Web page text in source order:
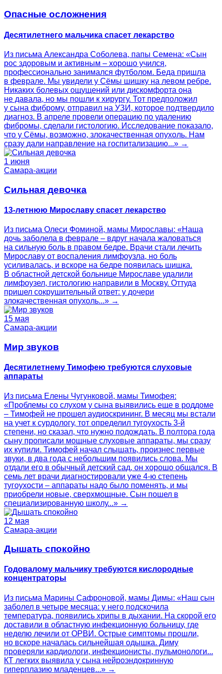
Опасные осложнения
Десятилетнего мальчика спасет лекарство
Из письма Александра Соболева, папы Семена: «Сын
рос здоровым и активным – хорошо учился,
профессионально занимался футболом. Беда пришла
в феврале. Мы увидели у Сёмы шишку на левом ребре.
Никаких болевых ощущений или дискомфорта она
не давала, но мы пошли к хирургу. Тот предположил
у сына фиброму, отправил на УЗИ, которое подтвердило
диагноз. В апреле провели операцию по удалению
фибромы, сделали гистологию. Исследование показало,
что у Сёмы, возможно, злокачественная опухоль. Нам
сразу дали направление на госпитализацию...» →
1 июня
Самара-акции
Сильная девочка
13-летнюю Мирославу спасет лекарство
Из письма Олеси Фоминой, мамы Мирославы: «Наша
дочь заболела в феврале – вдруг начала жаловаться
на сильную боль в правом бедре. Врачи стали лечить
Мирославу от воспаления лимфоузла, но боль
усиливалась, и вскоре на бедре появилась шишка.
В областной детской больнице Мирославе удалили
лимфоузел, гистологию направили в Москву. Оттуда
пришел сокрушительный ответ: у дочери
злокачественная опухоль...» →
15 мая
Самара-акции
Мир звуков
Десятилетнему Тимофею требуются слуховые
аппараты
Из письма Елены Чугунковой, мамы Тимофея:
«Проблемы со слухом у сына выявились еще в роддоме
– Тимофей не прошел аудиоскрининг. В месяц мы встали
на учет к сурдологу, тот определил тугоухость 3-й
степени, но сказал, что нужно подождать. В полтора года
сыну прописали мощные слуховые аппараты, мы сразу
их купили. Тимофей начал слышать, произнес первые
звуки, в два года с небольшим появились слова. Мы
отдали его в обычный детский сад, он хорошо общался. В
семь лет врачи диагностировали уже 4-ю степень
тугоухости – аппараты надо было поменять, и мы
приобрели новые, сверхмощные. Сын пошел в
специализированную школу...» →
12 мая
Самара-акции
Дышать спокойно
Годовалому мальчику требуются кислородные
концентраторы
Из письма Марины Сафроновой, мамы Димы: «Наш сын
заболел в четыре месяца: у него подскочила
температура, появились хрипы в дыхании. На скорой его
доставили в областную инфекционную больницу, где
неделю лечили от ОРВИ. Острые симптомы прошли,
но вскоре началась сильнейшая одышка. Диму
проверяли кардиологи, инфекционисты, пульмонологи...
КТ легких выявила у сына нейроэндокринную
гиперплазию младенцев...» →